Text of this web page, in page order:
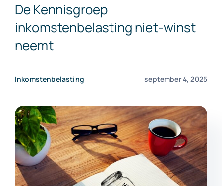
Neem contact op!
De Kennisgroep
inkomstenbelasting niet-winst
neemt
Inkomstenbelasting september 4, 2025